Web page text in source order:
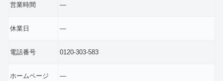
営業時間 ―
休業日 ―
電話番号 0120-303-583
ホームページ ―